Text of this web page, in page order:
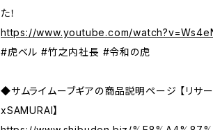
た！
https://www.youtube.com/
#虎ベル #竹之内社長 #令和の虎
◆サムライムーブギアの商品説明ページ 【リサ
xSAMURAI】